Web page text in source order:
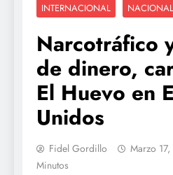
INTERNACIONAL NACIONAL
Narcotráfico
de dinero,
El Huevo en
Unidos
Fidel Gordillo Marzo
Minutos